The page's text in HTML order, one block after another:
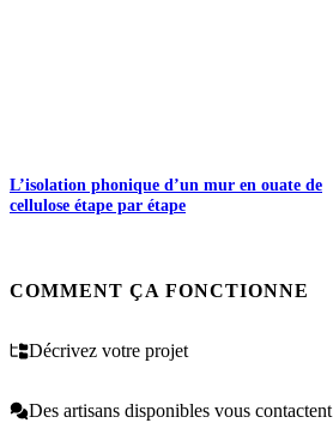
L’isolation phonique d’un mur en ouate de
cellulose étape par étape
COMMENT ÇA FONCTIONNE
Décrivez votre projet
Des artisans disponibles vous contactent